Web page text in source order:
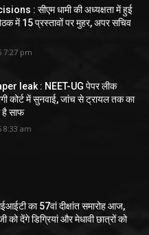
: सीएम धामी की अध्यक्षता में हुई
में 15 प्रस्तावों पर मुहर, अपर सचिव
7:27 pm
leak : NEET-UG पेपर लीक
कोर्ट में सुनवाई, जांच से ट्रायल तक का
है साफ
8:33 am
का 57वां दीक्षांत समारोह आज,
को देंगे डिग्रियां और मेधावी छात्रों को